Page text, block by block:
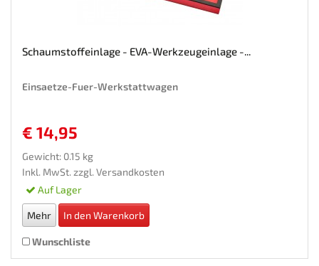
Schaumstoffeinlage - EVA-Werkzeugeinlage -...
Einsaetze-Fuer-Werkstattwagen
€ 14,95
Gewicht: 0.15 kg
Inkl. MwSt. zzgl. Versandkosten
Auf Lager
Mehr In den Warenkorb
Wunschliste